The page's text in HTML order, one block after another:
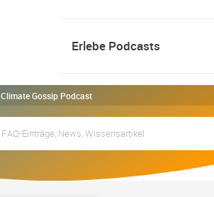
Erlebe Podcasts
Climate Gossip Podcast